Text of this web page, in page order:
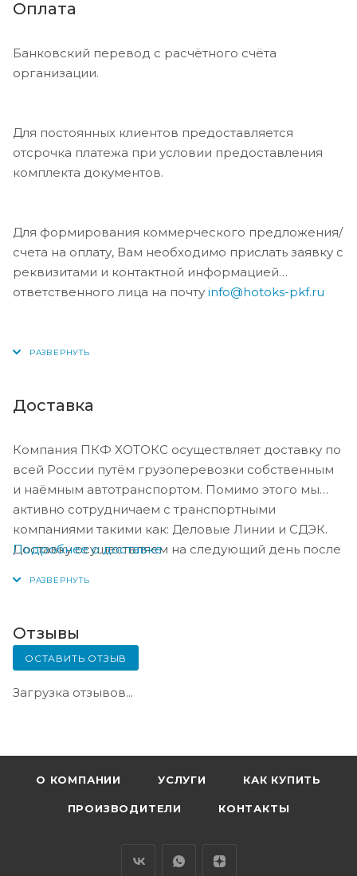
Оплата
Банковский перевод с расчётного счёта
организации.
Для постоянных клиентов предоставляется
отсрочка платежа при условии предоставления
комплекта документов.
Для формирования коммерческого предложения/
счета на оплату, Вам необходимо прислать заявку с
реквизитами и контактной информацией
ответственного лица на почту info@hotoks-pkf.ru
Доставка
Компания ПКФ ХОТОКС осуществляет доставку по
всей России путём грузоперевозки собственным
и наёмным автотранспортом. Помимо этого мы
активно сотрудничаем с транспортными
компаниями такими как: Деловые Линии и СДЭК.
Доставку осуществляем на следующий день после
Подробнее о доставке
Отзывы
ОСТАВИТЬ ОТЗЫВ
Загрузка отзывов...
О КОМПАНИИ УСЛУГИ КАК КУПИТЬ
ПРОИЗВОДИТЕЛИ КОНТАКТЫ